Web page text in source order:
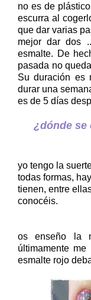
no es de
escurra al
que dar varias
mejor dar dos
esmalte. De
pasada no
Su duración es
durar una
es de 5 días
¿dónde se
yo tengo la
todas formas,
tienen, entre
conocéis.
os enseño la
últimamente
esmalte rojo